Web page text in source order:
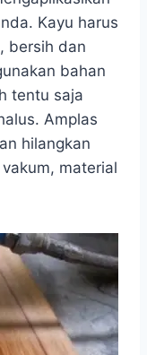
Kayu harus
bersih dan
bahan
tentu saja
Amplas
hilangkan
material